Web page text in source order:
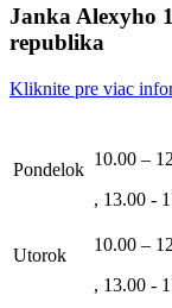
Janka Alexyho
republika
Kliknite pre viac
Pondelok
10.00 –
, 13.00 -
Utorok
10.00 –
, 13.00 -